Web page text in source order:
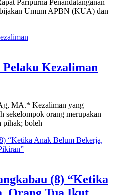
Paripurna Penandatanganan
Umum APBN (KUA) dan
Kezaliman
MA.* Kezaliman yang
sekelompok orang merupakan
pihak; boleh
(8) “Ketika